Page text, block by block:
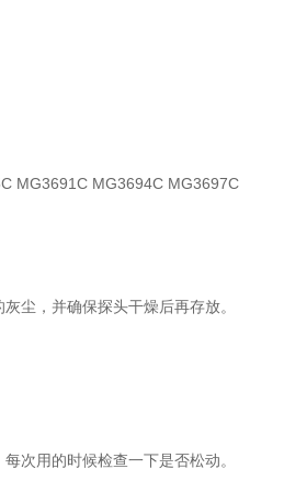
MG3691C MG3694C MG3697C
尘，并确保探头干燥后再存放。
次用的时候检查一下是否松动。